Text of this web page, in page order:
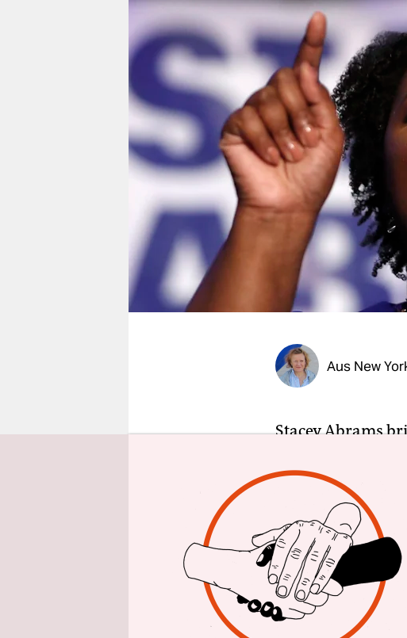
berlin
nord
wahrheit
verlag
verlag
veranstaltungen
shop
fragen & hilfe
unterstützen
abo
Aus New
Stacey Abrams
mangelt: Sie ist
Energie, sie kann
In der
Dienstag
In den Vorwahlen
zur offiziellen
das erste Mal,
Spitze eines